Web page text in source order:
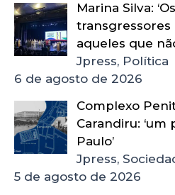
Marina Silva:
transgressores
aqueles que
Jpress, Política
6 de agosto de 2026
Complexo
Carandiru:
Paulo’
Jpress,
5 de agosto de 2026